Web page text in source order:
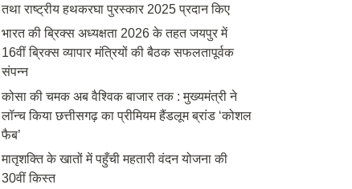
तथा राष्ट्रीय हथकरघा पुरस्कार 2025 प्रदान किए
भारत की ब्रिक्‍स अध्यक्षता 2026 के तहत जयपुर में
16वीं ब्रिक्‍स व्यापार मंत्रियों की बैठक सफलतापूर्वक
संपन्न
कोसा की चमक अब वैश्विक बाजार तक : मुख्यमंत्री ने
लॉन्च किया छत्तीसगढ़ का प्रीमियम हैंडलूम ब्रांड ‘कोशल
फैब’
मातृशक्ति के खातों में पहुँची महतारी वंदन योजना की
30वीं किस्त